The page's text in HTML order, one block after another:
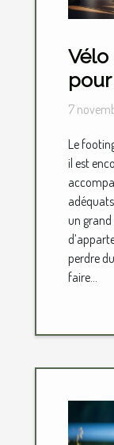
Vélo
7
Le
il est
un grand
perdre
faire...